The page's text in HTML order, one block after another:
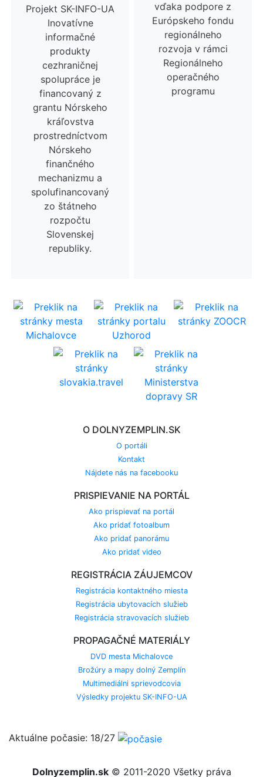
Projekt SK-INFO-UA
Inovatívne
informačné
produkty
cezhraničnej
spolupráce je
financovaný z
grantu Nórskeho
kráľovstva
prostredníctvom
Nórskeho
finančného
mechanizmu a
spolufinancovaný
zo štátneho
rozpočtu
Slovenskej
republiky.
vďaka podpore z
Európskeho fondu
regionálneho
rozvoja v rámci
Regionálneho
operačného
programu
O DOLNYZEMPLIN.SK
O portáli
Kontakt
Nájdete nás na facebooku
PRISPIEVANIE NA PORTÁL
Ako prispievať na portál
Ako pridať fotoalbum
Ako pridať panorámu
Ako pridať video
REGISTRÁCIA ZÁUJEMCOV
Registrácia kontaktného miesta
Registrácia ubytovacích služieb
Registrácia stravovacích služieb
PROPAGAČNÉ MATERIÁLY
DVD mesta Michalovce
Brožúry a mapy dolný Zemplín
Multimediálni sprievodcovia
Výsledky projektu SK-INFO-UA
Aktuálne počasie: 18/27
Dolnyzemplin.sk© 2011-2020 Všetky práva